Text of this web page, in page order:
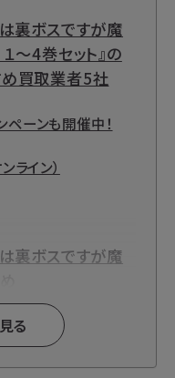
裏ボスですが魔
～4巻セット』の
め買取業者5社
ーンも開催中！
ライン）
裏ボスですが魔
ライの宅配買
ライへ
る